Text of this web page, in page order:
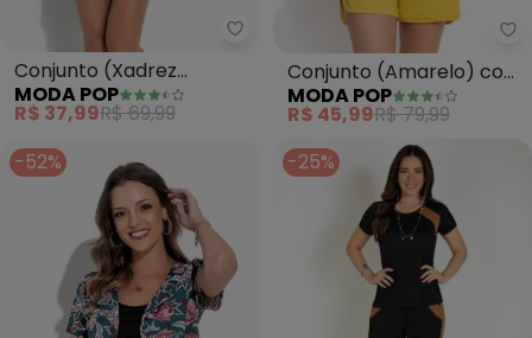
Moda Pop - Conjunto (Xadrez
Conjunto (Xadrez
Marinho) Cropped e
Shorts
MODA POP
R$ 37,99R$ 69,99
Conjunto (Amarelo) com
Recortes
MODA POP
R$ 45,99R$ 79,99
-52%
-25%